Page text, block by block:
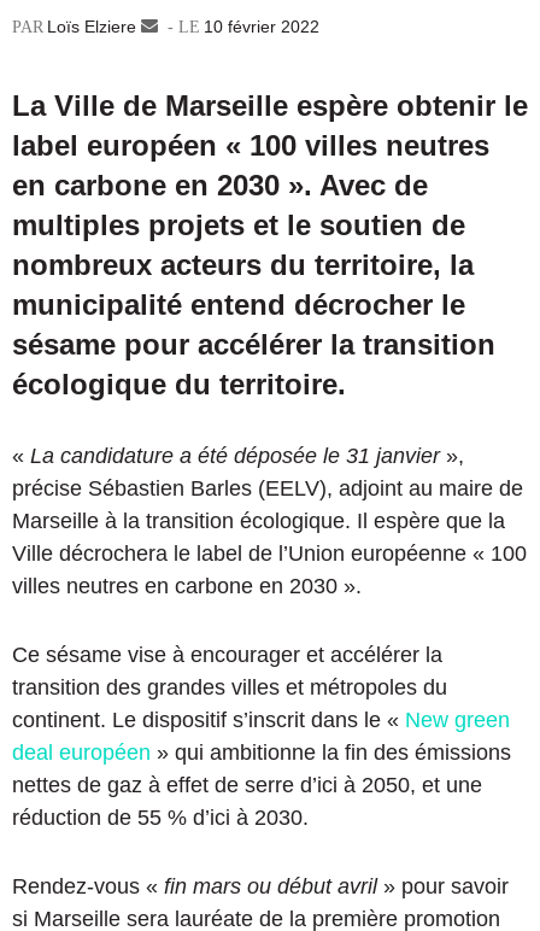
Loïs Elziere
Envoyer10 février 2022
La Ville de Marseille espère obtenir le
label européen « 100 villes neutres
en carbone en 2030 ». Avec de
multiples projets et le soutien de
nombreux acteurs du territoire, la
municipalité entend décrocher le
sésame pour accélérer la transition
écologique du territoire.
« La candidature a été déposée le 31 janvier»,
précise Sébastien Barles (EELV), adjoint au maire de
Marseille à la transition écologique. Il espère que la
Ville décrochera le label de l’Union européenne « 100
villes neutres en carbone en 2030 ».
Ce sésame vise à encourager et accélérer la
transition des grandes villes et métropoles du
continent. Le dispositif s’inscrit dans le « New green
deal européen » qui ambitionne la fin des émissions
nettes de gaz à effet de serre d’ici à 2050, et une
réduction de 55 % d’ici à 2030.
Rendez-vous « fin mars ou début avril» pour savoir
si Marseille sera lauréate de la première promotion